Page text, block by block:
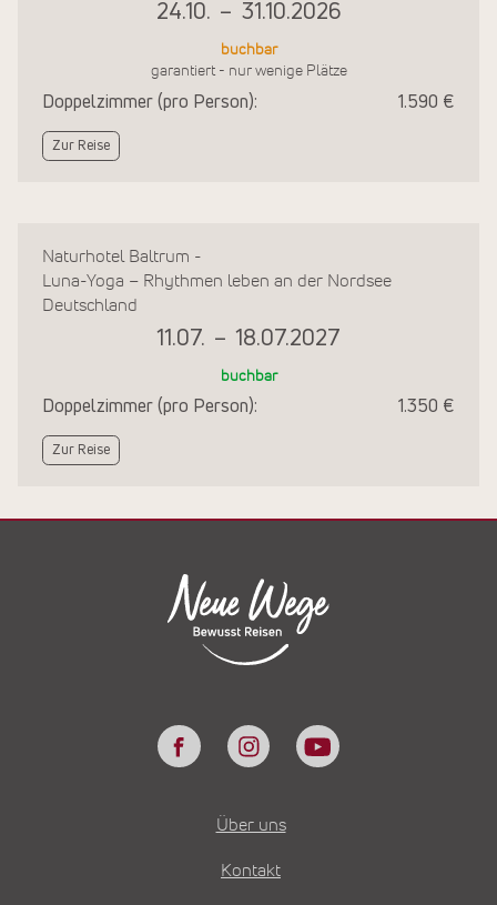
24.10. – 31.10.2026
buchbar
garantiert - nur wenige Plätze
Doppelzimmer (pro Person): 1.590 €
Zur Reise
Naturhotel Baltrum -
Luna-Yoga – Rhythmen leben an der Nordsee
Deutschland
11.07. – 18.07.2027
buchbar
Doppelzimmer (pro Person): 1.350 €
Zur Reise
Über uns
Kontakt